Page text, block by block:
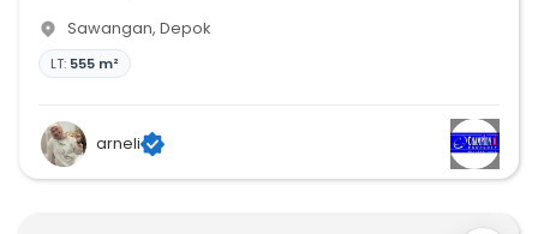
Sawangan, Depok
LT: 555 m²
arneli